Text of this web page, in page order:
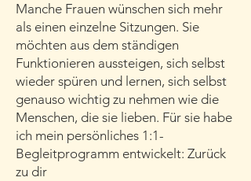
Manche Frauen wünschen sich mehr
als einen einzelne Sitzungen. Sie
möchten aus dem ständigen
Funktionieren aussteigen, sich selbst
wieder spüren und lernen, sich selbst
genauso wichtig zu nehmen wie die
Menschen, die sie lieben. Für sie habe
ich mein persönliches 1:1-
Begleitprogramm entwickelt: Zurück
zu dir